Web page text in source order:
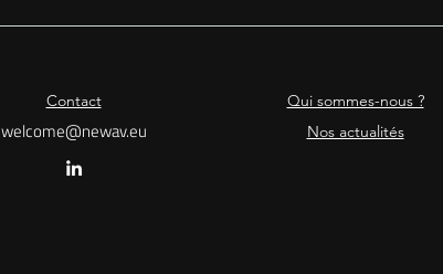
Contact
welcome@newav.eu
Qui sommes-nous ?
Nos actualités